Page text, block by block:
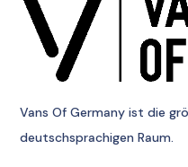
Vans Of Germany ist die
deutschsprachigen Raum.